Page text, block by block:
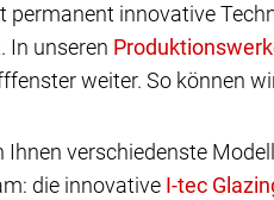
permanent innovative
In unseren
weiter. So können
Ihnen verschiedenste
die innovative